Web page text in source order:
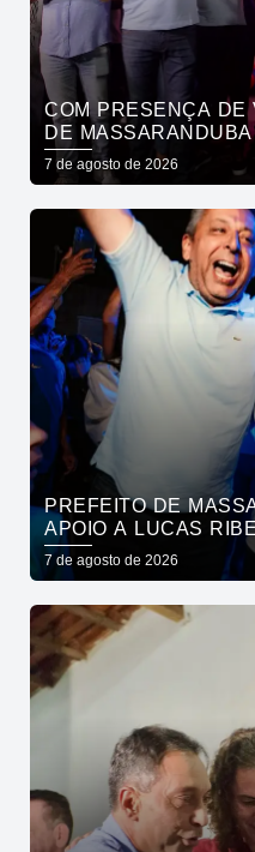
COM PRESENÇA DE
DE
ANUNCIA APOIO A
7 de agosto de 2026
PREFEITO DE
APOIO A LUCAS
EM CÍCERO PARA O
7 de agosto de 2026